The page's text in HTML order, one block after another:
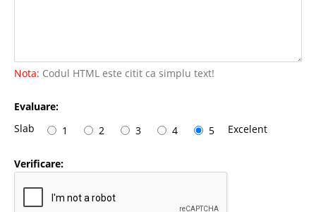
Nota: Codul HTML este citit ca simplu text!
Evaluare:
Slab
1 2 3 4 5 Excelent
Verificare: